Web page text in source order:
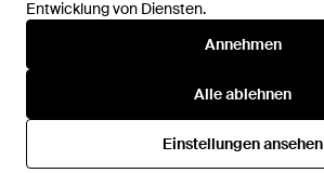
Entwicklung von Diensten.
Annehmen
Alle ablehnen
Einstellungen ansehen
Hilfe und Informationen